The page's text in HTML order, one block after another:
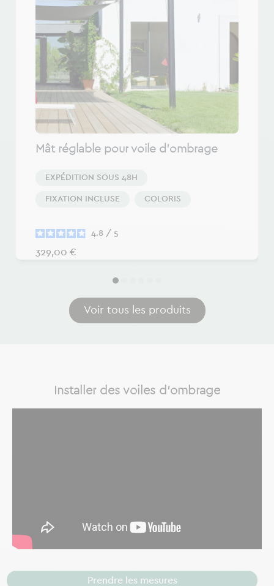
Mât réglable pour voile d'ombrage
EXPÉDITION SOUS 48H
FIXATION INCLUSE COLORIS
4.8 / 5
Prix
329,00 €
Voir tous les produits
Installer des voiles d'ombrage
Prendre les mesures